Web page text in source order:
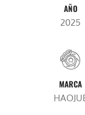
AÑO
2025
MARCA